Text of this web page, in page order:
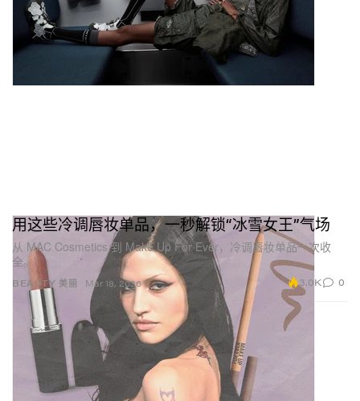
BEAUTY 美丽
用这些冷调唇妆单品，一秒解锁“冰雪女王”气场
从 MAC Cosmetics 到 Make Up For Ever，冷调唇妆单品一次收
全。
Mar 18, 2026 3.0K 0